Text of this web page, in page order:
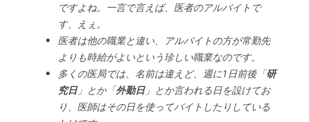
ですよね。一言で言えば、医者のアルバイトで
す、えぇ。
医者は他の職業と違い、アルバイトの方が常勤先
よりも時給がよいという珍しい職業なのです。
多くの医局では、名前は違えど、週に1日前後「研
究日」とか「外勤日」とか言われる日を設けてお
り、医師はその日を使ってバイトしたりしている